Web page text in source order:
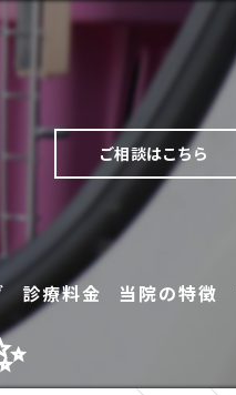
ご相談はこちら
診療料金 当院の特徴